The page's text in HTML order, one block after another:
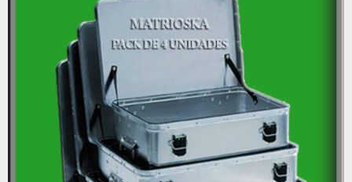
ANDAMIOS
ESPECIALES
RAMPAS